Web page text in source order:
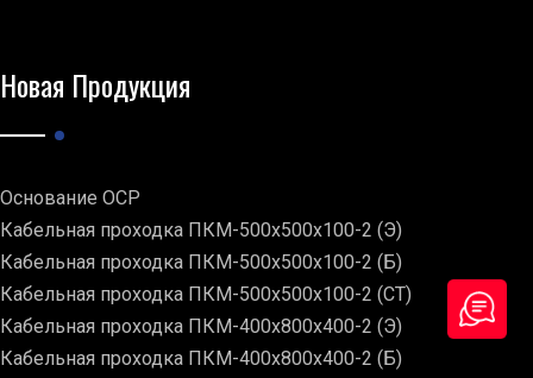
Новая Продукция
Основание ОСР
Кабельная проходка ПКМ-500х500х100-2 (Э)
Кабельная проходка ПКМ-500х500х100-2 (Б)
Кабельная проходка ПКМ-500х500х100-2 (СТ)
Кабельная проходка ПКМ-400х800х400-2 (Э)
Кабельная проходка ПКМ-400х800х400-2 (Б)